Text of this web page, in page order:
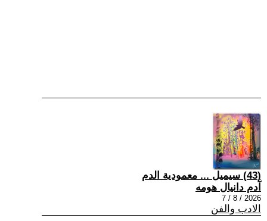
(43) سيميل ... معمودية الدم
آدم دانيال هومه
2026 / 8 / 7
الادب والفن